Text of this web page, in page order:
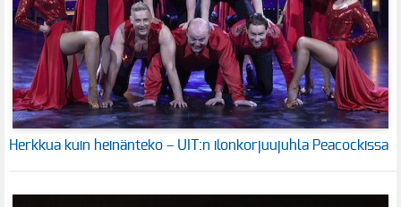
Herkkua kuin heinänteko – UIT:n ilonkorjuujuhla Peacockissa